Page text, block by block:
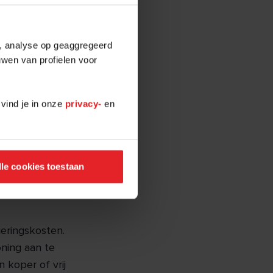
op geaggregeerd
van profielen voor
je in onze privacy- en
cookies toestaan
de kosten
kosten
aan te
koper of vrij